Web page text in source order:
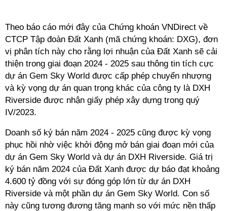
Theo báo cáo mới đây của Chứng khoán VNDirect về
CTCP Tập đoàn Đất Xanh (mã chứng khoán: DXG), đơn
vị phân tích này cho rằng lợi nhuận của Đất Xanh sẽ cải
thiện trong giai đoạn 2024 - 2025 sau thông tin tích cực
dự án Gem Sky World được cấp phép chuyển nhượng
và kỳ vọng dự án quan trọng khác của công ty là DXH
Riverside được nhận giấy phép xây dựng trong quý
IV/2023.
Doanh số ký bán năm 2024 - 2025 cũng được kỳ vọng
phục hồi nhờ việc khởi động mở bán giai đoạn mới của
dự án Gem Sky World và dự án DXH Riverside. Giá trị
ký bán năm 2024 của Đất Xanh được dự báo đạt khoảng
4.600 tỷ đồng với sự đóng góp lớn từ dự án DXH
Riverside và một phần dự án Gem Sky World. Con số
này cũng tương đương tăng mạnh so với mức nền thấp